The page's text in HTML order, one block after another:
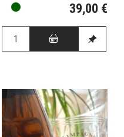
39,00 €